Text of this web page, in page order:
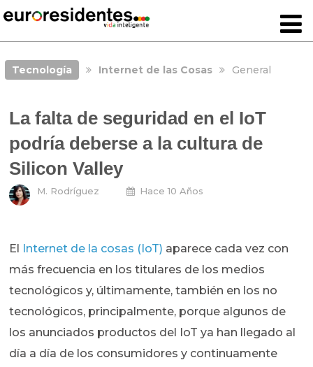
Tecnología Internet de las Cosas General
La falta de seguridad en el IoT
podría deberse a la cultura de
Silicon Valley
M. Rodríguez Hace 10 Años
El Internet de la cosas (IoT) aparece cada vez con
más frecuencia en los titulares de los medios
tecnológicos y, últimamente, también en los no
tecnológicos, principalmente, porque algunos de
los anunciados productos del IoT ya han llegado al
día a día de los consumidores y continuamente